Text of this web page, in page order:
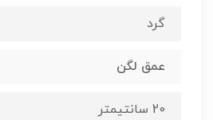
گرد
عمق لگن
20 سانتیمتر